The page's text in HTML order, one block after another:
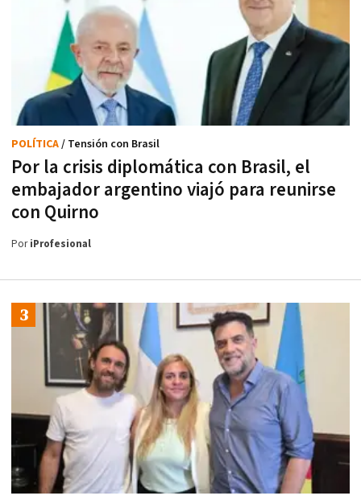
Por la crisis diplomática con Brasil, el
embajador argentino viajó para reunirse
con Quirno
POLÍTICA/ Tensión con Brasil
PoriProfesional